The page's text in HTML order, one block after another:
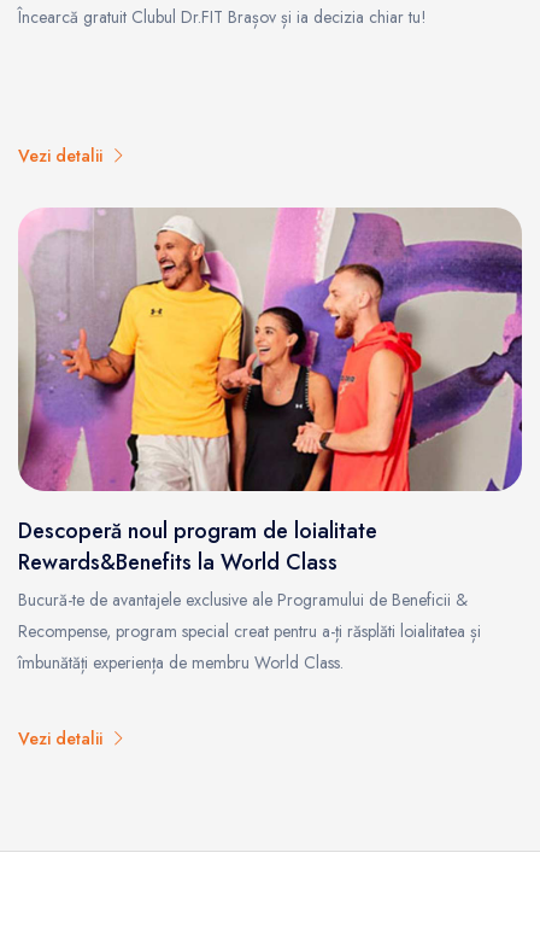
Încearcă gratuit Clubul Dr.FIT Brașov și ia decizia chiar tu!
Vezi detalii
Descoperă noul program de loialitate
Rewards&Benefits la World Class
Bucură-te de avantajele exclusive ale Programului de Beneficii &
Recompense, program special creat pentru a-ți răsplăti loialitatea și
îmbunătăți experiența de membru World Class.
Vezi detalii